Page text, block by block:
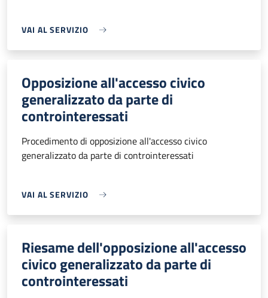
VAI AL SERVIZIO
Opposizione all'accesso civico
generalizzato da parte di
controinteressati
Procedimento di opposizione all'accesso civico
generalizzato da parte di controinteressati
VAI AL SERVIZIO
Riesame dell'opposizione all'accesso
civico generalizzato da parte di
controinteressati